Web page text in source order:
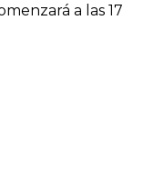
a las 17